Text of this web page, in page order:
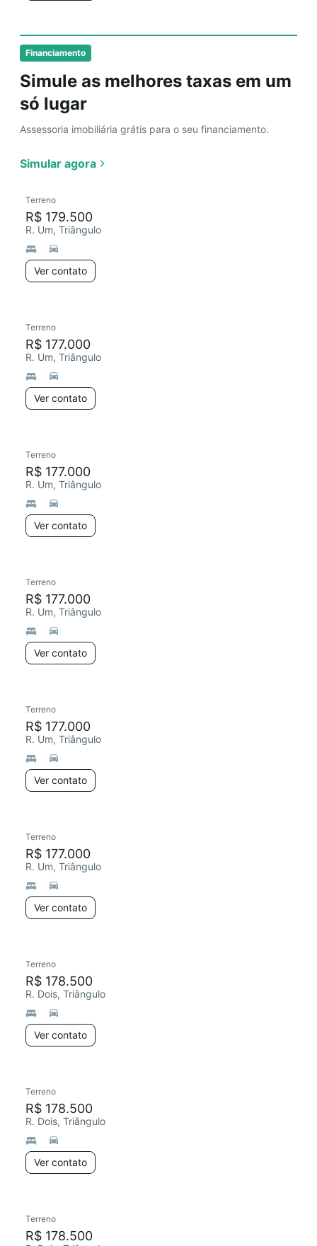
Financiamento
Simule as melhores taxas em um
só lugar
Assessoria imobiliária grátis para o seu financiamento.
Simular agora
Terreno
R$ 179.500
R. Um, Triângulo
Ver contato
Terreno
R$ 177.000
R. Um, Triângulo
Ver contato
Terreno
R$ 177.000
R. Um, Triângulo
Ver contato
Terreno
R$ 177.000
R. Um, Triângulo
Ver contato
Terreno
R$ 177.000
R. Um, Triângulo
Ver contato
Terreno
R$ 177.000
R. Um, Triângulo
Ver contato
Terreno
R$ 178.500
R. Dois, Triângulo
Ver contato
Terreno
R$ 178.500
R. Dois, Triângulo
Ver contato
Terreno
R$ 178.500